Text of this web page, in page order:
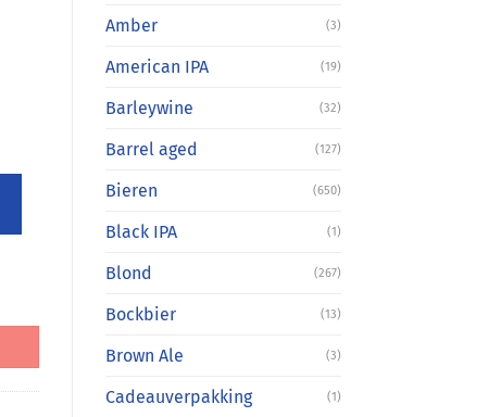
Amber (3)
American IPA (19)
Barleywine (32)
Barrel aged (127)
Bieren (650)
Black IPA (1)
Blond (267)
Bockbier (13)
Brown Ale (3)
Cadeauverpakking (1)